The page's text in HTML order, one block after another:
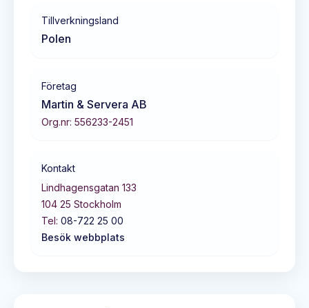
Tillverkningsland
Polen
Företag
Martin & Servera AB
Org.nr: 556233-2451
Kontakt
Lindhagensgatan 133
104 25 Stockholm
Tel: 08-722 25 00
Besök webbplats